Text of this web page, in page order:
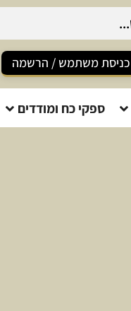
כניסת משתמש / הרשמה
ספקי כח ומודדים